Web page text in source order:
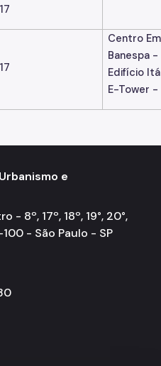
Centro
Banespa
Edifício
E-Tower -
e
- 8º, 17º, 18º, 19°, 20°,
100 - São Paulo - SP